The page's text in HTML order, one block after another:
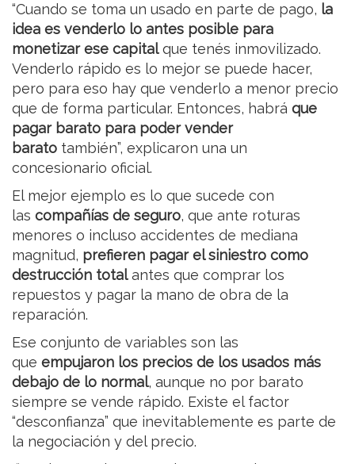
“Cuando se toma un usado en parte de pago, la
idea es venderlo lo antes posible para
monetizar ese capitalque tenés inmovilizado.
Venderlo rápido es lo mejor se puede hacer,
pero para eso hay que venderlo a menor precio
que de forma particular. Entonces, habrá que
pagar barato para poder vender
barato también”, explicaron una un
concesionario oficial.
El mejor ejemplo es lo que sucede con
las compañías de seguro, que ante roturas
menores o incluso accidentes de mediana
magnitud, prefieren pagar el siniestro como
destrucción totalantes que comprar los
repuestos y pagar la mano de obra de la
reparación.
Ese conjunto de variables son las
que empujaron los precios de los usados más
debajo de lo normal, aunque no por barato
siempre se vende rápido. Existe el factor
“desconfianza” que inevitablemente es parte de
la negociación y del precio.